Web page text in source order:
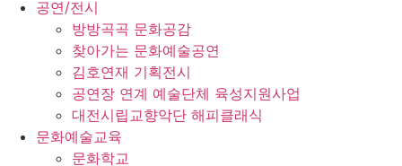
공연/전시
방방곡곡 문화공감
찾아가는 문화예술공연
김호연재 기획전시
공연장 연계 예술단체 육성지원사업
대전시립교향악단 해피클래식
문화예술교육
문화학교